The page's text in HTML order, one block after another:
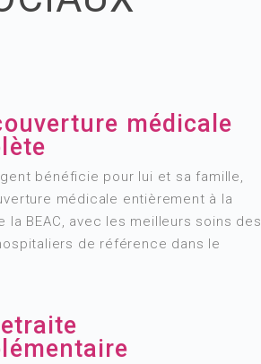
médicale
bénéficie pour lui et sa famille,
médicale entièrement à la
la BEAC, avec les meilleurs soins des
de référence dans le